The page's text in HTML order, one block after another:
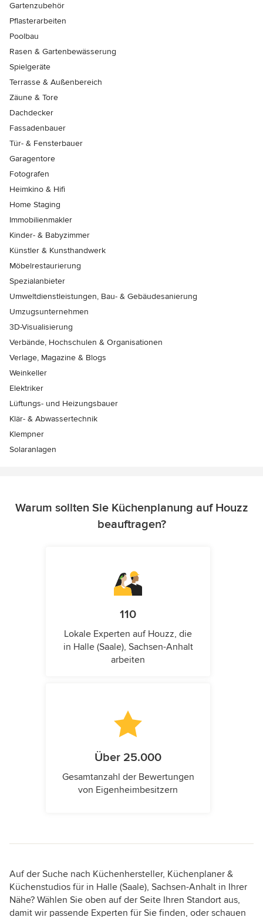
Gartenzubehör
Pflasterarbeiten
Poolbau
Rasen & Gartenbewässerung
Spielgeräte
Terrasse & Außenbereich
Zäune & Tore
Dachdecker
Fassadenbauer
Tür- & Fensterbauer
Garagentore
Fotografen
Heimkino & Hifi
Home Staging
Immobilienmakler
Kinder- & Babyzimmer
Künstler & Kunsthandwerk
Möbelrestaurierung
Spezialanbieter
Umweltdienstleistungen, Bau- & Gebäudesanierung
Umzugsunternehmen
3D-Visualisierung
Verbände, Hochschulen & Organisationen
Verlage, Magazine & Blogs
Weinkeller
Elektriker
Lüftungs- und Heizungsbauer
Klär- & Abwassertechnik
Klempner
Solaranlagen
Warum sollten Sie Küchenplanung auf Houzz
beauftragen?
110
Lokale Experten auf Houzz, die
in Halle (Saale), Sachsen-Anhalt
arbeiten
Über 25.000
Gesamtanzahl der Bewertungen
von Eigenheimbesitzern
Auf der Suche nach Küchenhersteller, Küchenplaner &
Küchenstudios für in Halle (Saale), Sachsen-Anhalt in Ihrer
Nähe? Wählen Sie oben auf der Seite Ihren Standort aus,
damit wir passende Experten für Sie finden, oder schauen